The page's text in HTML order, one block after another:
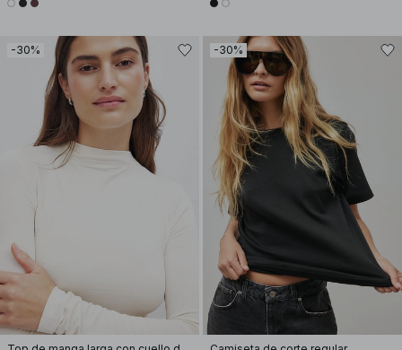
-30% -30%